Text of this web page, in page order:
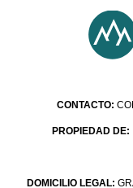
CONTACTO:
PROPIEDAD DE:
DOMICILIO LEGAL: